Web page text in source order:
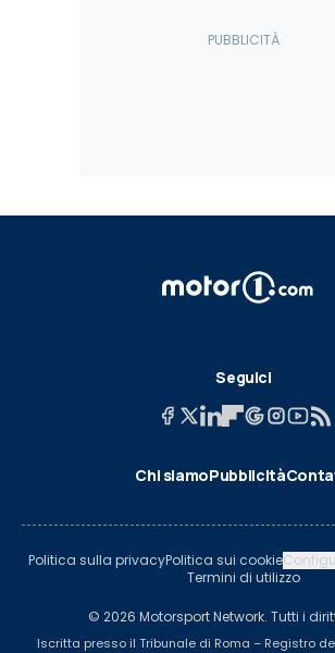
Seguici
Chi siamoPubblicità
Politica sulla privacyPolitica sui cookie
Termini di utilizzo
© 2026 Motorsport Network. Tutti i
Iscritta presso il Tribunale di Roma – Registro